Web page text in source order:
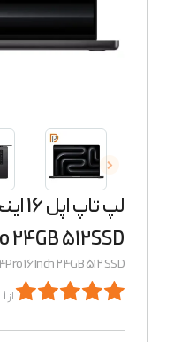
512SSD
16 Inch 24GB 512 SSD
از 1